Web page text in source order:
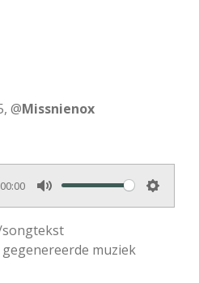
@Missnienox
00:00
M
u
t
S
gegenereerde muziek